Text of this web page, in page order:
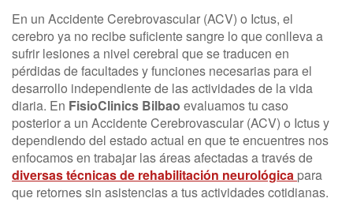
En un Accidente Cerebrovascular (ACV) o Ictus, el
cerebro ya no recibe suficiente sangre lo que conlleva a
sufrir lesiones a nivel cerebral que se traducen en
pérdidas de facultades y funciones necesarias para el
desarrollo independiente de las actividades de la vida
diaria. En FisioClinics Bilbao evaluamos tu caso
posterior a un Accidente Cerebrovascular (ACV) o Ictus y
dependiendo del estado actual en que te encuentres nos
enfocamos en trabajar las áreas afectadas a través de
diversas técnicas de rehabilitación neurológica para
que retornes sin asistencias a tus actividades cotidianas.